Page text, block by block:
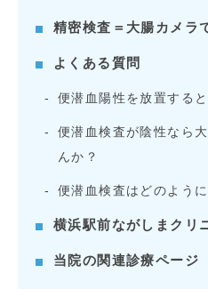
精密検査＝大腸カメラ
よくある質問
便潜血陽性を放置する
便潜血検査が陰性なら
んか？
便潜血検査はどのよう
横浜駅前ながしまクリ
当院の関連診療ページ